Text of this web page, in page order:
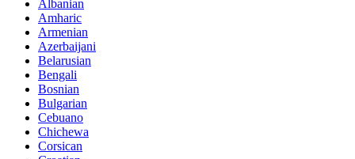
Albanian
Amharic
Armenian
Azerbaijani
Belarusian
Bengali
Bosnian
Bulgarian
Cebuano
Chichewa
Corsican